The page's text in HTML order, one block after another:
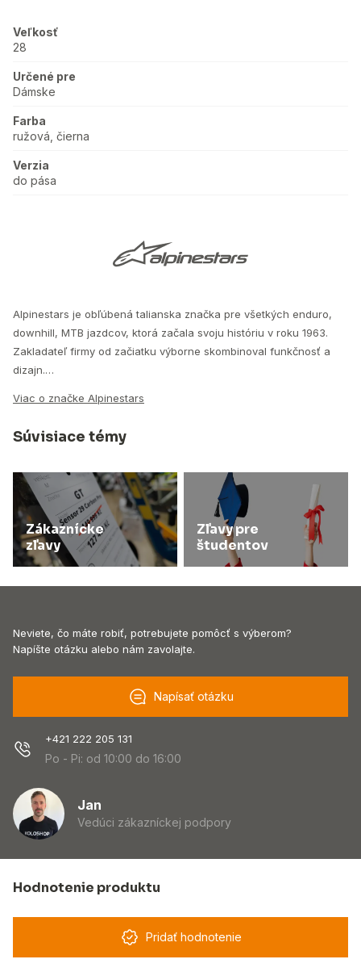
Veľkosť
28
Určené pre
Dámske
Farba
ružová, čierna
Verzia
do pása
Alpinestars je obľúbená talianska značka pre všetkých enduro,
downhill, MTB jazdcov, ktorá začala svoju históriu v roku 1963.
Zakladateľ firmy od začiatku výborne skombinoval funkčnosť a
dizajn.…
Viac o značke Alpinestars
Súvisiace témy
Zákaznícke
zľavy
Zľavy pre
študentov
Neviete, čo máte robiť, potrebujete pomôcť s výberom?
Napíšte otázku alebo nám zavolajte.
Napísať otázku
+421 222 205 131
Po - Pi: od 10:00 do 16:00
Jan
Vedúci zákazníckej podpory
Hodnotenie produktu
Pridať hodnotenie